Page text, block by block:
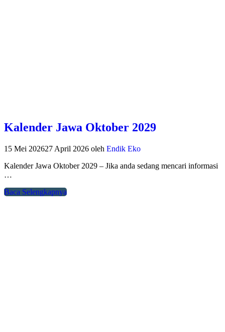
Kalender Jawa Oktober 2029
15 Mei 202627 April 2026 oleh Endik Eko
Kalender Jawa Oktober 2029 – Jika anda sedang mencari informasi
…
Baca Selengkapnya